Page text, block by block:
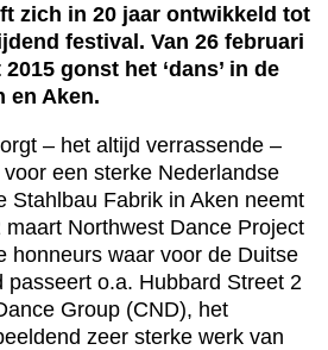
zich in 20 jaar ontwikkeld tot
festival. Van 26 februari
gonst het ‘dans’ in de
en Aken.
– het altijd verrassende –
een sterke Nederlandse
Stahlbau Fabrik in Aken neemt
Northwest Dance Project
honneurs waar voor de Duitse
passeert o.a. Hubbard Street 2
Group (CND), het
zeer sterke werk van